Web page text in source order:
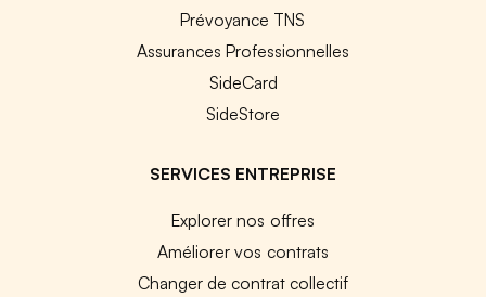
Prévoyance TNS
Assurances Professionnelles
SideCard
SideStore
SERVICES ENTREPRISE
Explorer nos offres
Améliorer vos contrats
Changer de contrat collectif